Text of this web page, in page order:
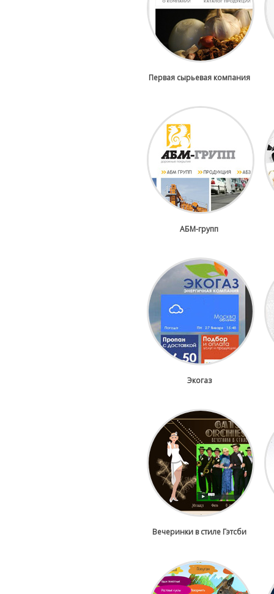
Первая сырьевая компания
АБМ-групп
Экогаз
Вечеринки в стиле Гэтсби